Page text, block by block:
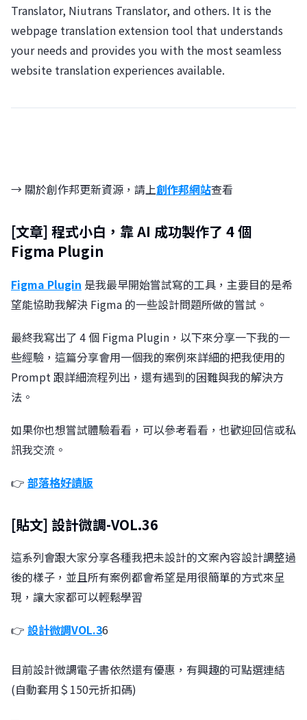
Translator, Niutrans Translator, and others. It is the
webpage translation extension tool that understands
your needs and provides you with the most seamless
website translation experiences available.
→ 關於創作邦更新資源，請上創作邦網站查看
[文章] 程式小白，靠 AI 成功製作了 4 個
Figma Plugin
Figma Plugin 是我最早開始嘗試寫的工具，主要目的是希
望能協助我解決 Figma 的一些設計問題所做的嘗試。
最終我寫出了 4 個 Figma Plugin，󠀠以下來分享一下我的一
些經驗，這篇分享會用一個我的案例來詳細的把我使用的
Prompt 跟詳細流程列出，還有遇到的困難與我的解決方
法。
如果你也想嘗試體驗看看，可以參考看看，也歡迎回信或私
訊我交流。
👉 部落格好讀版
[貼文] 設計微調-VOL.36
這系列會跟大家分享各種我把未設計的文案內容設計調整過
後的樣子，並且所有案例都會希望是用很簡單的方式來呈
現，讓大家都可以輕鬆學習
👉 設計微調VOL.36
目前設計微調電子書依然還有優惠，有興趣的可點選連結
(自動套用＄150元折扣碼)